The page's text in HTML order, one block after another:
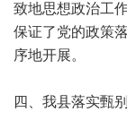
致地思想政治工
保证了党的政策
序地开展。
四、我县落实甄